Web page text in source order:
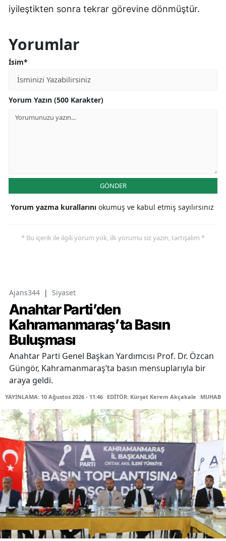
iyileştikten sonra tekrar görevine dönmüştür.
Yorumlar
İsim*
Yorum Yazın (500 Karakter)
GÖNDER
Yorum yazma kurallarını okumuş ve kabul etmiş sayılırsınız
* Bu içerik ile ilgili yorum yok, ilk yorumu siz yazın, tartışalım *
Ajans344 | Siyaset
Anahtar Parti’den
Kahramanmaraş’ta Basın
Buluşması
Anahtar Parti Genel Başkan Yardımcısı Prof. Dr. Özcan
Güngör, Kahramanmaraş’ta basın mensuplarıyla bir
araya geldi.
YAYINLAMA: 10 Ağustos 2026 - 11:46 EDİTÖR: Kürşat Kerem Akçakale